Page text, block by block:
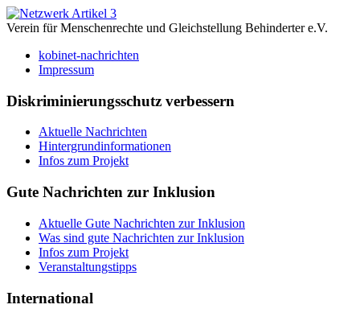
Verein für Menschenrechte und Gleichstellung Behinderter e.V.
kobinet-nachrichten
Impressum
Diskriminierungsschutz verbessern
Aktuelle Nachrichten
Hintergrundinformationen
Infos zum Projekt
Gute Nachrichten zur Inklusion
Aktuelle Gute Nachrichten zur Inklusion
Was sind gute Nachrichten zur Inklusion
Infos zum Projekt
Veranstaltungstipps
International